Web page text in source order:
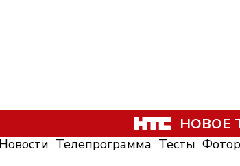
НОВОЕ
Новости Телепрограмма Тесты